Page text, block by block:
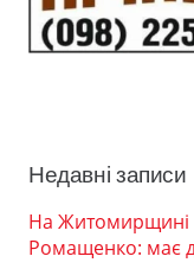
Недавні записи
На Житомирщині
Ромащенко: має